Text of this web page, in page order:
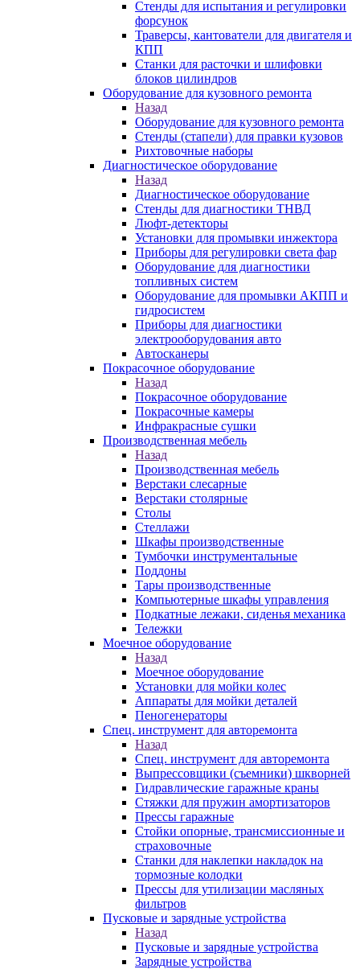
Стенды для испытания и регулировки
форсунок
Траверсы, кантователи для двигателя и
КПП
Станки для расточки и шлифовки
блоков цилиндров
Оборудование для кузовного ремонта
Назад
Оборудование для кузовного ремонта
Стенды (стапели) для правки кузовов
Рихтовочные наборы
Диагностическое оборудование
Назад
Диагностическое оборудование
Стенды для диагностики ТНВД
Люфт-детекторы
Установки для промывки инжектора
Приборы для регулировки света фар
Оборудование для диагностики
топливных систем
Оборудование для промывки АКПП и
гидросистем
Приборы для диагностики
электрооборудования авто
Автосканеры
Покрасочное оборудование
Назад
Покрасочное оборудование
Покрасочные камеры
Инфракрасные сушки
Производственная мебель
Назад
Производственная мебель
Верстаки слесарные
Верстаки столярные
Столы
Стеллажи
Шкафы производственные
Тумбочки инструментальные
Поддоны
Тары производственные
Компьютерные шкафы управления
Подкатные лежаки, сиденья механика
Тележки
Моечное оборудование
Назад
Моечное оборудование
Установки для мойки колес
Аппараты для мойки деталей
Пеногенераторы
Спец. инструмент для авторемонта
Назад
Спец. инструмент для авторемонта
Выпрессовщики (съемники) шкворней
Гидравлические гаражные краны
Стяжки для пружин амортизаторов
Прессы гаражные
Стойки опорные, трансмиссионные и
страховочные
Станки для наклепки накладок на
тормозные колодки
Прессы для утилизации масляных
фильтров
Пусковые и зарядные устройства
Назад
Пусковые и зарядные устройства
Зарядные устройства